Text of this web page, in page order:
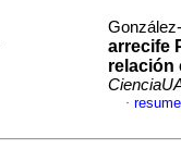
arrecife
relación
·